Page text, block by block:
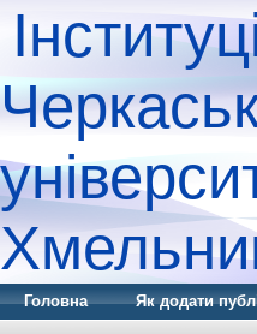
Головна Як додати